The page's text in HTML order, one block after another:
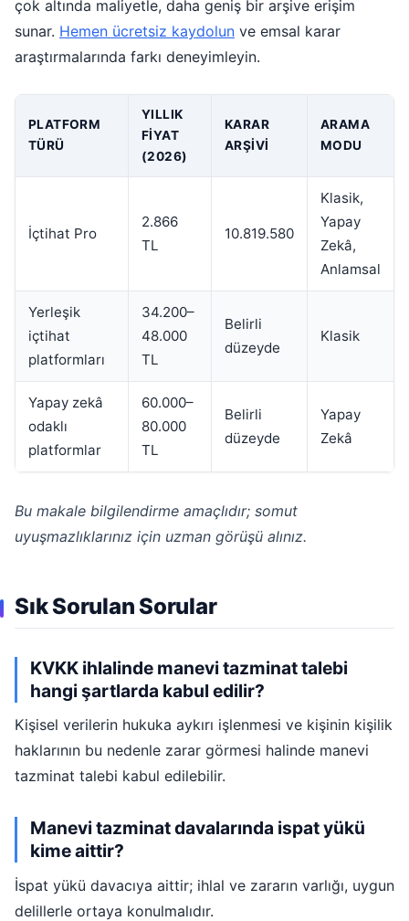
çok altında maliyetle, daha geniş bir arşive erişim
sunar. Hemen ücretsiz kaydolun ve emsal karar
araştırmalarında farkı deneyimleyin.
PLATFORM
TÜRÜ
YILLIK
FIYAT
(2026)
KARAR
ARŞIVI
ARAMA
MODU
İçtihat Pro
2.866
TL
10.819.580
Klasik,
Yapay
Zekâ,
Anlamsal
Yerleşik
içtihat
platformları
34.200–
48.000
TL
Belirli
düzeyde
Klasik
Yapay zekâ
odaklı
platformlar
60.000–
80.000
TL
Belirli
düzeyde
Yapay
Zekâ
Bu makale bilgilendirme amaçlıdır; somut
uyuşmazlıklarınız için uzman görüşü alınız.
Sık Sorulan Sorular
KVKK ihlalinde manevi tazminat talebi
hangi şartlarda kabul edilir?
Kişisel verilerin hukuka aykırı işlenmesi ve kişinin kişilik
haklarının bu nedenle zarar görmesi halinde manevi
tazminat talebi kabul edilebilir.
Manevi tazminat davalarında ispat yükü
kime aittir?
İspat yükü davacıya aittir; ihlal ve zararın varlığı, uygun
delillerle ortaya konulmalıdır.